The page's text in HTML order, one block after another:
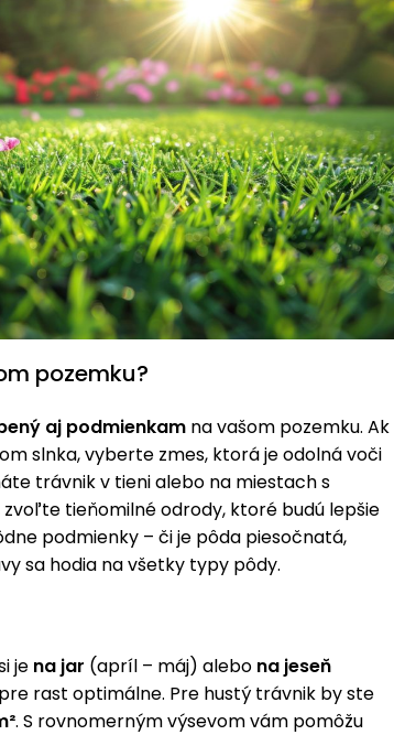
pozemku?
aj podmienkam na vašom pozemku. Ak
slnka, vyberte zmes, ktorá je odolná voči
trávnik v tieni alebo na miestach s
tieňomilné odrody, ktoré budú lepšie
podmienky – či je pôda piesočnatá,
sa hodia na všetky typy pôdy.
je na jar (apríl – máj) alebo na jeseň
rast optimálne. Pre hustý trávnik by ste
. S rovnomerným výsevom vám pomôžu